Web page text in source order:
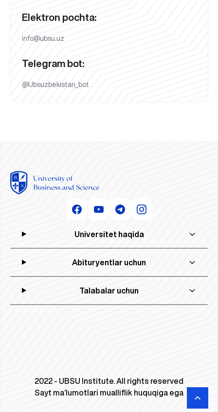
Elektron pochta:
info@ubsu.uz
Telegram bot:
@Ubsuzbekistan_bot
Universitet haqida
Abituryentlar uchun
Talabalar uchun
2022 - UBSU Institute. All rights reserved
Sayt ma’lumotlari mualliflik huquqiga ega